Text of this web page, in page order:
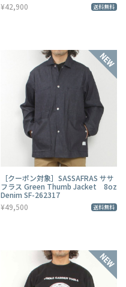
¥42,900
送料無料
［クーポン対象］SASSAFRAS ササ
フラス Green Thumb Jacket 8oz
Denim SF-262317
¥49,500
送料無料